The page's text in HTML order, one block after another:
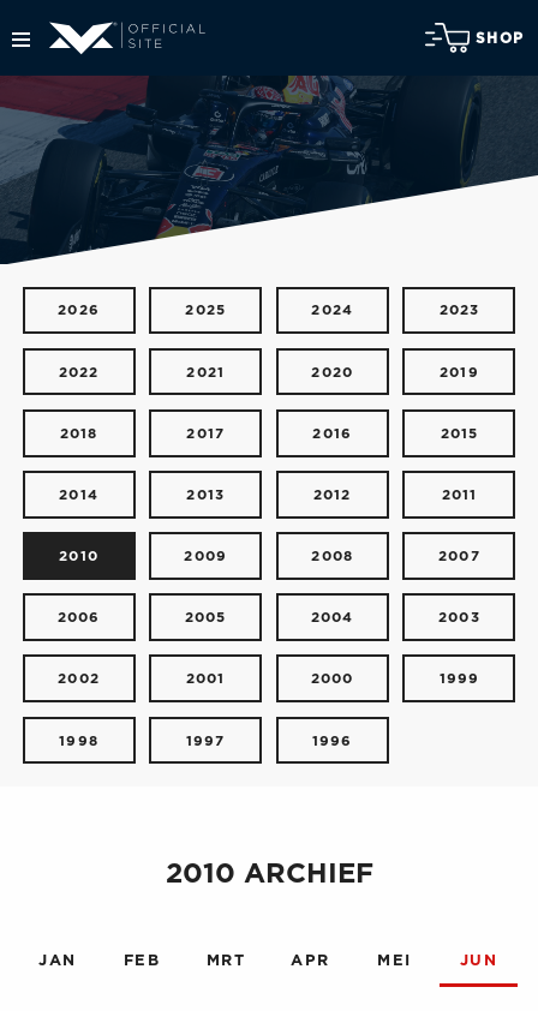
SHOP
2026 2025 2024 2023
2022 2021 2020 2019
2018 2017 2016 2015
2014 2013 2012 2011
2010 2009 2008 2007
2006 2005 2004 2003
2002 2001 2000 1999
1998 1997 1996
2010 ARCHIEF
JAN FEB MRT APR MEI JUN